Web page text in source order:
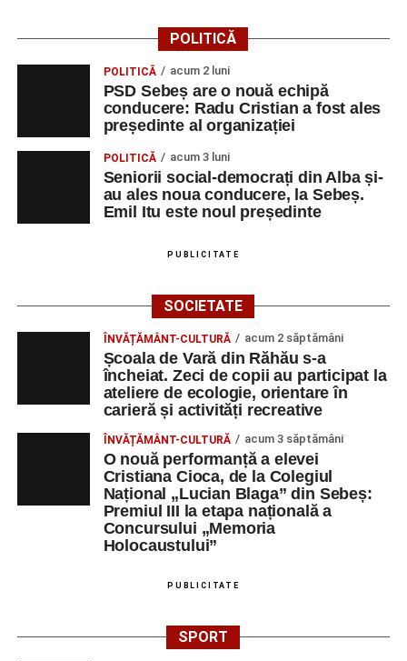
POLITICĂ
POLITICĂ acum 2 luni
PSD Sebeș are o nouă echipă
conducere: Radu Cristian a fost ales
președinte al organizației
POLITICĂ acum 3 luni
Seniorii social-democrați din Alba și-
au ales noua conducere, la Sebeș.
Emil Itu este noul președinte
PUBLICITATE
SOCIETATE
ÎNVĂȚĂMÂNT-CULTURĂ acum 2 săptămâni
Școala de Vară din Răhău s-a
încheiat. Zeci de copii au participat la
ateliere de ecologie, orientare în
carieră și activități recreative
ÎNVĂȚĂMÂNT-CULTURĂ acum 3 săptămâni
O nouă performanță a elevei
Cristiana Cioca, de la Colegiul
Național „Lucian Blaga” din Sebeș:
Premiul III la etapa națională a
Concursului „Memoria
Holocaustului”
PUBLICITATE
SPORT